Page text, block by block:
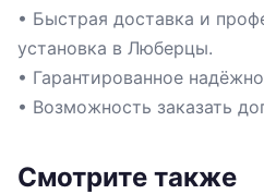
• Быстрая доставка и
установка в Люберцы.
• Гарантированное
• Возможность заказать
Смотрите также